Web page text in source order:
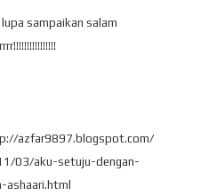
lupa sampaikan salam
azfar9897.blogspot.com/
03/aku-setuju-dengan-
ashaari.html